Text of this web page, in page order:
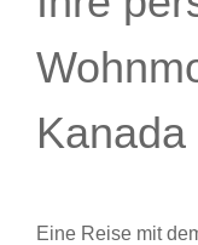
Kanada
Eine Reise mit